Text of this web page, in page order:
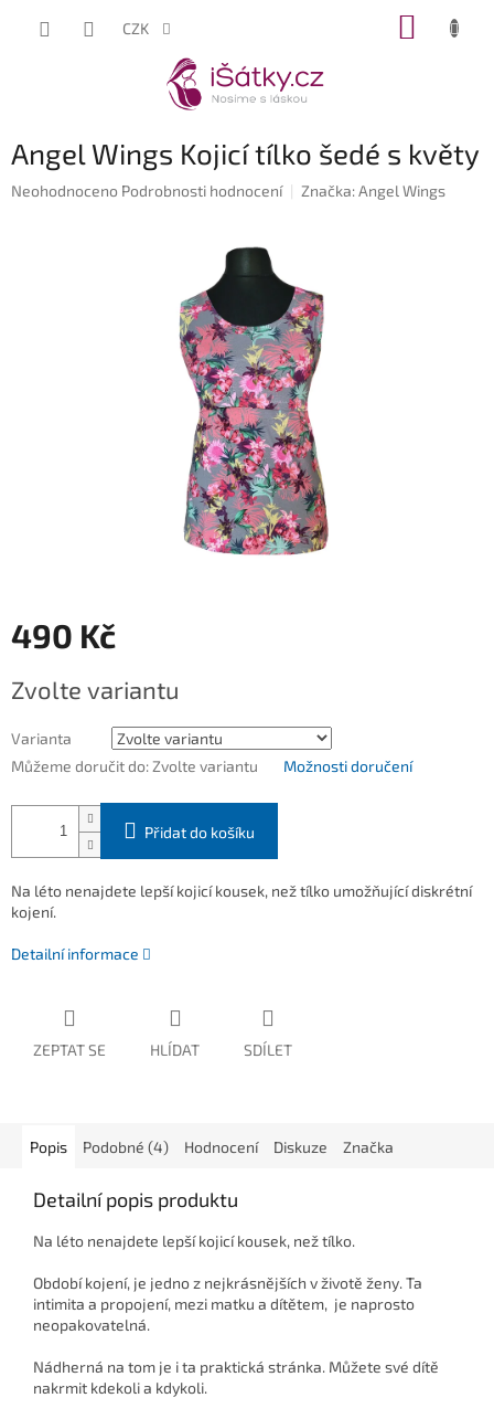
CZK
Angel Wings Kojicí tílko šedé s květy
Průměrné
Neohodnoceno Podrobnosti hodnocení Značka:Angel Wings
490 Kč
cena:
Zvolte variantu
Varianta
Můžeme doručit do: Zvolte variantu Možnosti doručení
Přidat do košíku
Na léto nenajdete lepší kojicí kousek, než tílko umožňující diskrétní
kojení.
Detailní informace
ZEPTAT SE HLÍDAT SDÍLET
Popis Podobné (4) Hodnocení Diskuze Značka
Detailní popis produktu
Na léto nenajdete lepší kojicí kousek, než tílko.
Období kojení, je jedno z nejkrásnějších v životě ženy. Ta
intimita a propojení, mezi matku a dítětem, je naprosto
neopakovatelná.
Nádherná na tom je i ta praktická stránka. Můžete své dítě
nakrmit kdekoli a kdykoli.